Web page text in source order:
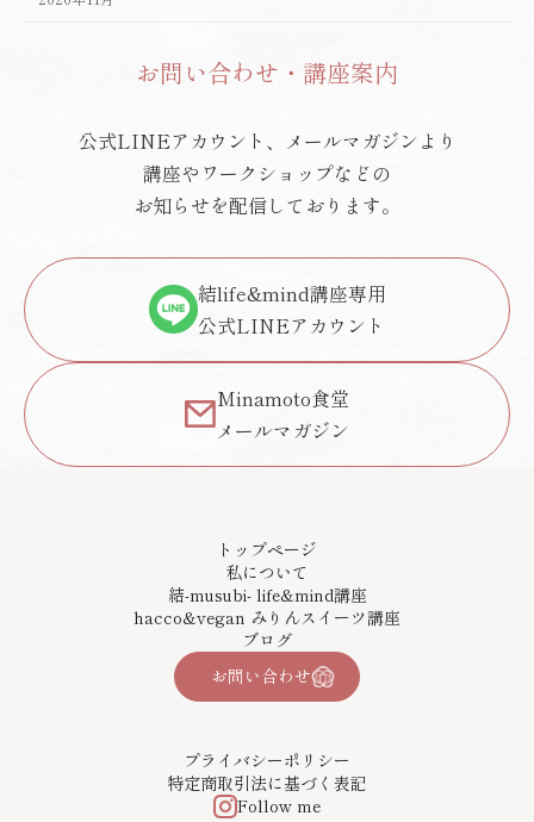
お問い合わせ・講座案内
公式LINEアカウント、メールマガジンより
講座やワークショップなどの
お知らせを配信しております。
結life&mind講座専用
公式LINEアカウント
Minamoto食堂
メールマガジン
トップページ
私について
結-musubi- life&mind講座
hacco&vegan みりんスイーツ講座
ブログ
お問い合わせ
プライバシーポリシー
特定商取引法に基づく表記
Follow me